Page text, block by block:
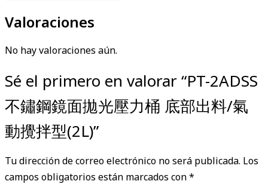
Valoraciones
No hay valoraciones aún.
Sé el primero en valorar “PT-2ADSS
不鏽鋼鏡面拋光壓力桶 底部出料/氣
動攪拌型(2L)”
Tu dirección de correo electrónico no será publicada. Los
campos obligatorios están marcados con*